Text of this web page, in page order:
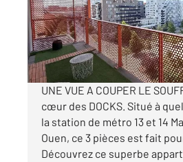
Appartement F3 à
415 000 €
Visiter le site dédié
UNE VUE A COUPER LE
cœur des DOCKS. Situé à
la station de métro 13 et 14
Ouen, ce 3 pièces est fait
Découvrez ce superbe